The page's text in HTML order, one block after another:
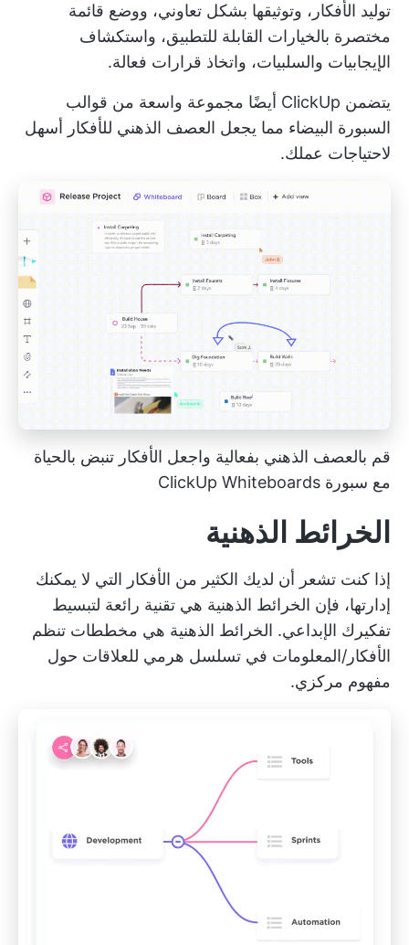
توليد الأفكار، وتوثيقها بشكل تعاوني، ووضع قائمة
مختصرة بالخيارات القابلة للتطبيق، واستكشاف
الإيجابيات والسلبيات، واتخاذ قرارات فعالة.
يتضمن ClickUp أيضًا مجموعة واسعة من
قوالب
السبورة البيضاء مما يجعل العصف الذهني للأفكار أسهل
لاحتياجات عملك.
قم بالعصف الذهني بفعالية واجعل الأفكار تنبض بالحياة
مع سبورة ClickUp Whiteboards
الخرائط الذهنية
إذا كنت تشعر أن لديك الكثير من الأفكار التي لا يمكنك
إدارتها، فإن الخرائط الذهنية هي تقنية رائعة لتبسيط
تفكيرك الإبداعي. الخرائط الذهنية هي مخططات تنظم
الأفكار/المعلومات في تسلسل هرمي للعلاقات حول
مفهوم مركزي.